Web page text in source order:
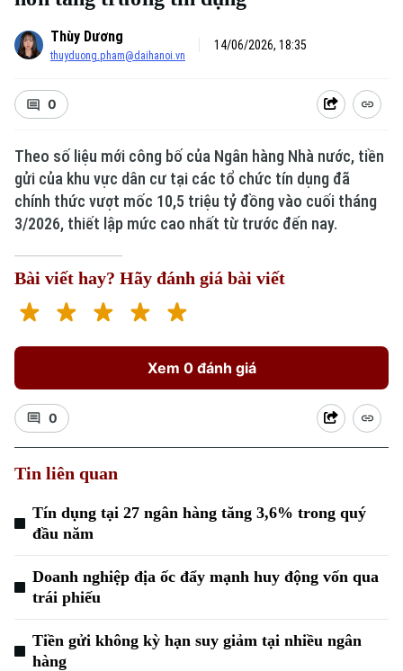
Xu hướng
Thùy Dương
thuyduong.pham@daihanoi.vn
14/06/2026, 18:35
0
Theo số liệu mới công bố của Ngân hàng Nhà nước, tiền
gửi của khu vực dân cư tại các tổ chức tín dụng đã
chính thức vượt mốc 10,5 triệu tỷ đồng vào cuối tháng
3/2026, thiết lập mức cao nhất từ trước đến nay.
Bài viết hay? Hãy đánh giá bài viết
Xem 0 đánh giá
0
Tin liên quan
Tín dụng tại 27 ngân hàng tăng 3,6% trong quý
đầu năm
Doanh nghiệp địa ốc đẩy mạnh huy động vốn qua
trái phiếu
Tiền gửi không kỳ hạn suy giảm tại nhiều ngân
hàng